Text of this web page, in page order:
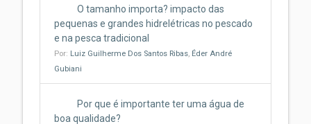
O tamanho importa? impacto das
pequenas e grandes hidrelétricas no pescado
e na pesca tradicional
Por: Luiz Guilherme Dos Santos Ribas, Éder André
Gubiani
Por que é importante ter uma água de
boa qualidade?